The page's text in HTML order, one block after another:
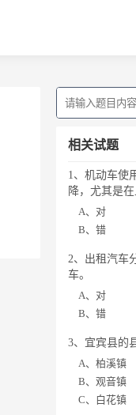
相关试题
1、机动车使
降，尤其是
A、对
B、错
2、出租汽车
车。
A、对
B、错
3、宜宾县的
A、柏溪镇
B、观音镇
C、白花镇